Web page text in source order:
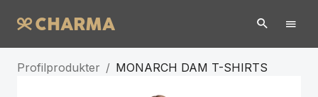
Profilprodukter / MONARCH DAM T-SHIRTS